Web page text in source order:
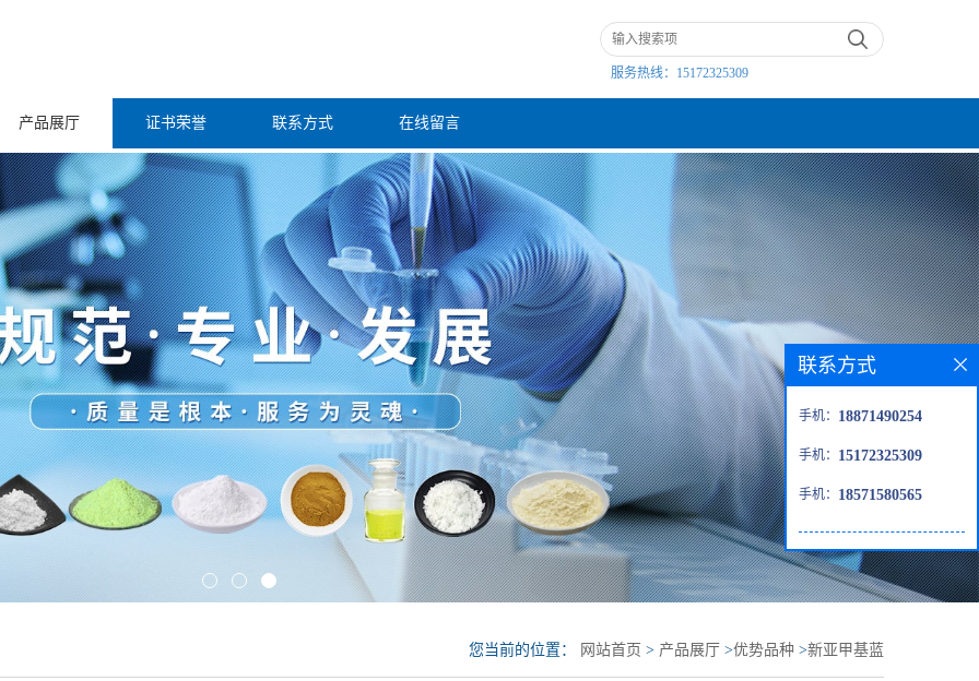
服务热线： 15172325309
产品展厅 证书荣誉 联系方式 在线留言
您当前的位置： 网站首页 > 产品展厅 >优势品种 >新亚甲基蓝
联系方式
手机： 18871490254
手机： 15172325309
手机： 18571580565